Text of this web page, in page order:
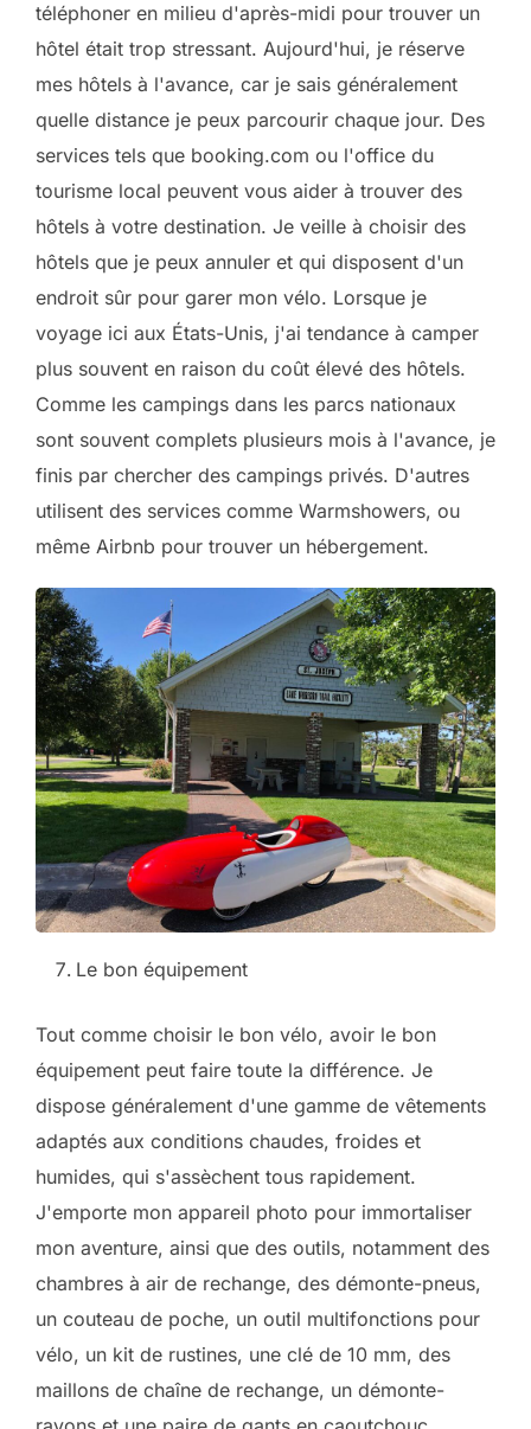
téléphoner en milieu d'après-midi pour trouver un
hôtel était trop stressant. Aujourd'hui, je réserve
mes hôtels à l'avance, car je sais généralement
quelle distance je peux parcourir chaque jour. Des
services tels que booking.com ou l'office du
tourisme local peuvent vous aider à trouver des
hôtels à votre destination. Je veille à choisir des
hôtels que je peux annuler et qui disposent d'un
endroit sûr pour garer mon vélo. Lorsque je
voyage ici aux États-Unis, j'ai tendance à camper
plus souvent en raison du coût élevé des hôtels.
Comme les campings dans les parcs nationaux
sont souvent complets plusieurs mois à l'avance, je
finis par chercher des campings privés. D'autres
utilisent des services comme Warmshowers, ou
même Airbnb pour trouver un hébergement.
Le bon équipement
Tout comme choisir le bon vélo, avoir le bon
équipement peut faire toute la différence. Je
dispose généralement d'une gamme de vêtements
adaptés aux conditions chaudes, froides et
humides, qui s'assèchent tous rapidement.
J'emporte mon appareil photo pour immortaliser
mon aventure, ainsi que des outils, notamment des
chambres à air de rechange, des démonte-pneus,
un couteau de poche, un outil multifonctions pour
vélo, un kit de rustines, une clé de 10 mm, des
maillons de chaîne de rechange, un démonte-